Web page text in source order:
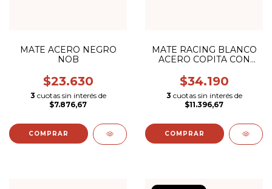
MATE ACERO NEGRO
NOB
$23.630
3 cuotas sin interés de
$7.876,67
MATE RACING BLANCO
ACERO COPITA CON
COLOR)
$34.190
3 cuotas sin interés de
$11.396,67